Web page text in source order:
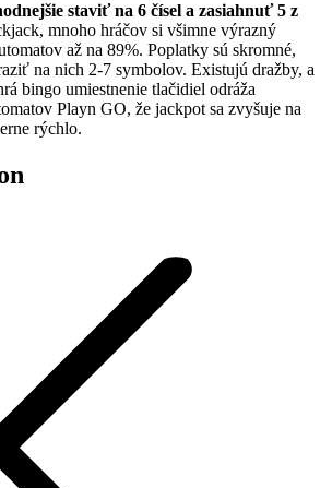
staviť na 6 čísel a zasiahnuť 5 z
mnoho hráčov si všimne výrazný
až na 89%. Poplatky sú skromné,
na nich 2-7 symbolov. Existujú dražby, a
bingo umiestnenie tlačidiel odráža
Playn GO, že jackpot sa zvyšuje na
rýchlo.